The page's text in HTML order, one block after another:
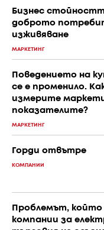
Бизнес
доброто
изживяване
МАРКЕТИНГ
Поведението на
се е променило.
измерите
показателите?
МАРКЕТИНГ
Горди отвътре
КОМПАНИИ
Проблемът,
компании за